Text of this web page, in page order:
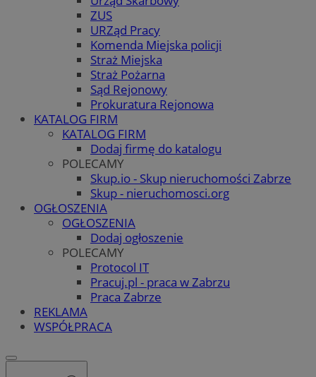
ZUS
URZąd Pracy
Komenda Miejska policji
Straż Miejska
Straż Pożarna
Sąd Rejonowy
Prokuratura Rejonowa
KATALOG FIRM
KATALOG FIRM
Dodaj firmę do katalogu
POLECAMY
Skup.io - Skup nieruchomości Zabrze
Skup - nieruchomosci.org
OGŁOSZENIA
OGŁOSZENIA
Dodaj ogłoszenie
POLECAMY
Protocol IT
Pracuj.pl - praca w Zabrzu
Praca Zabrze
REKLAMA
WSPÓŁPRACA